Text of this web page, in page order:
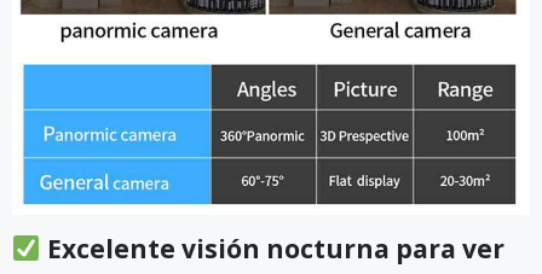
Excelente visión nocturna para ver